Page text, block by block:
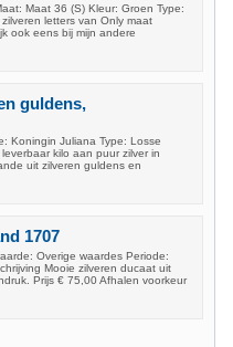
Maat 36 (S) Kleur: Groen Type:
letters van Only maat
ook eens bij mijn andere
guldens,
Koningin Juliana Type: Losse
kilo aan puur zilver in
uit zilveren guldens en
1707
Overige waardes Periode:
Mooie zilveren ducaat uit
Prijs € 75,00 Afhalen voorkeur